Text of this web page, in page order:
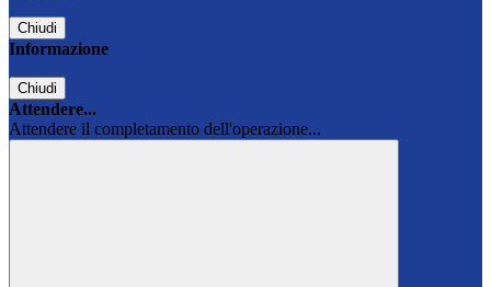
Chiudi
Informazione
Chiudi
Attendere...
Attendere il completamento dell'operazione...